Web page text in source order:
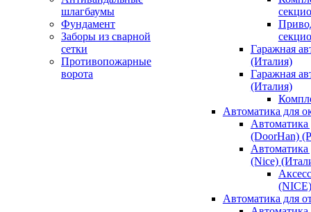
шлагбаумы
Фундамент
Заборы из сварной
сетки
Противопожарные
ворота
Гаражная
(Италия)
Гаражная
(Италия)
Автоматика для
Автоматика
(DoorHan)
Автоматика
(Nice)
(NICE)
Автоматика для